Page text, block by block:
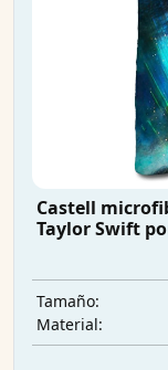
Castell
Taylor Swift
Tamaño:
Material: